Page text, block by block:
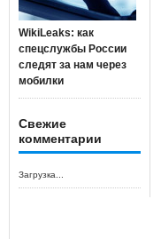
WikiLeaks: как
спецслужбы России
следят за нам через
мобилки
Свежие
комментарии
Загрузка...